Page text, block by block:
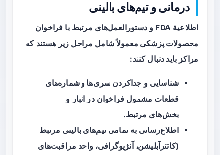
درمانی و تیم‌های بالینی
اطلاعیهٔ FDA و دستورالعمل‌های مرتبط با فراخوان‌
محصولات پزشکی معمولاً شامل مراحل زیر هستند که
مراکز باید دنبال کنند:
شناسایی و جداکردن سری‌ها و شماره‌های
قطعات مشمول فراخوان در انبار و
بخش‌های مرتبط.
اطلاع‌رسانی به تمامی تیم‌های بالینی مرتبط
(کاتترآبلیشن، آنژیوگرافی، واحد مراقبت‌های